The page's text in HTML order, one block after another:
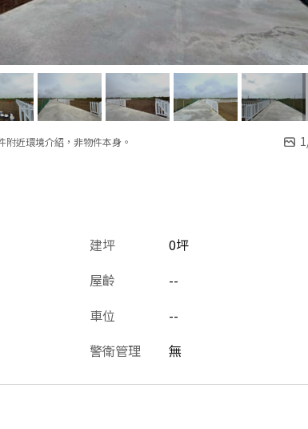
近環境介紹，非物件本身。 1
建坪 0坪
屋齡 --
車位 --
警衛管理 無